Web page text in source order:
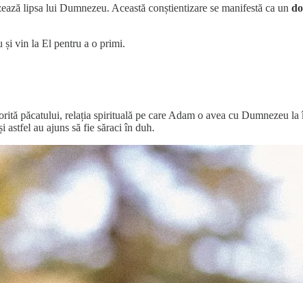
lipsa lui Dumnezeu. Această conștientizare se manifestă ca un
și vin la El pentru a o primi.
păcatului, relația spirituală pe care Adam o avea cu Dumnezeu
astfel au ajuns să fie săraci în duh.